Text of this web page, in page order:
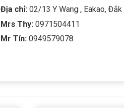
Địa chỉ:02/13 Y Wang , Eakao, Đắk
Mrs Thy: 0971504411
Mr Tín: 0949579078